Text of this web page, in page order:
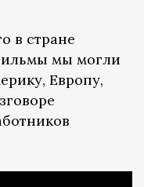
в стране
мы могли
Европу,